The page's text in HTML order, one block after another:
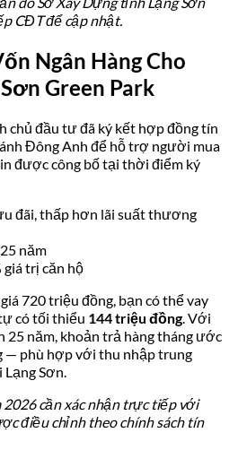
CĐT để cập nhật.
Ngân Hàng Cho
Green Park
chủ đầu tư đã ký kết hợp đồng tín
Đông Anh để hỗ trợ người mua
được công bố tại thời điểm ký
đãi, thấp hơn lãi suất thương
năm
giá trị căn hộ
720 triệu đồng, bạn có thể vay
có tối thiểu 144 triệu đồng. Với
25 năm, khoản trả hàng tháng ước
— phù hợp với thu nhập trung
Sơn.
cần xác nhận trực tiếp với
điều chỉnh theo chính sách tín